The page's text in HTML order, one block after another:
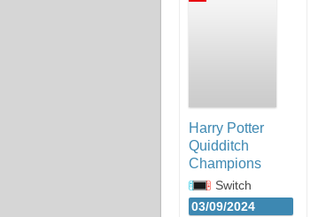
Harry Potter
Quidditch
Champions
Switch
03/09/2024